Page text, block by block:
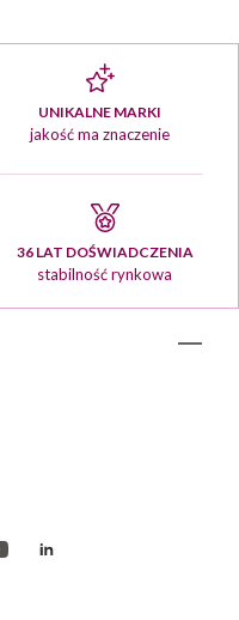
UNIKALNE MARKI
jakość ma znaczenie
36 LAT DOŚWIADCZENIA
stabilność rynkowa